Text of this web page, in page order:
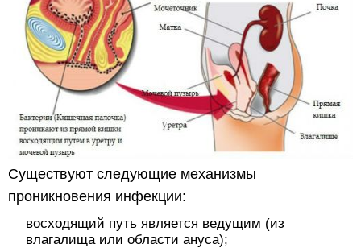
Существуют следующие механизмы
проникновения инфекции:
восходящий путь является ведущим (из
влагалища или области ануса);